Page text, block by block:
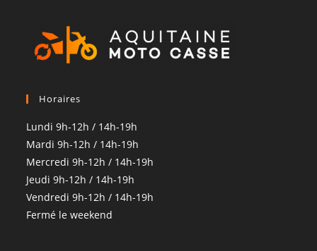
Horaires
Lundi 9h-12h / 14h-19h
Mardi 9h-12h / 14h-19h
Mercredi 9h-12h / 14h-19h
Jeudi 9h-12h / 14h-19h
Vendredi 9h-12h / 14h-19h
Fermé le weekend